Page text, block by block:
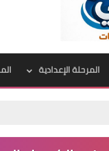
المرحلة الإعدادية